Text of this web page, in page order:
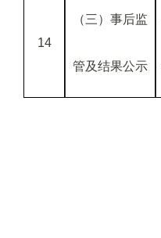
14
（三）事后监
管及结果公示